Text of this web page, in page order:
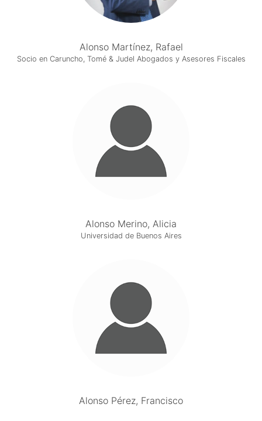
Alonso Martínez, Rafael
Socio en Caruncho, Tomé & Judel Abogados y Asesores Fiscales
Alonso Merino, Alicia
Universidad de Buenos Aires
Alonso Pérez, Francisco